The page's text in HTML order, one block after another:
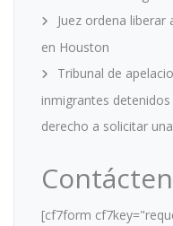
Juez ordena
en Houston
Tribunal de
inmigrantes detenidos
derecho a solicitar
[cf7form